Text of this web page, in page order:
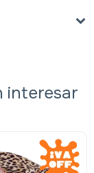
interesar